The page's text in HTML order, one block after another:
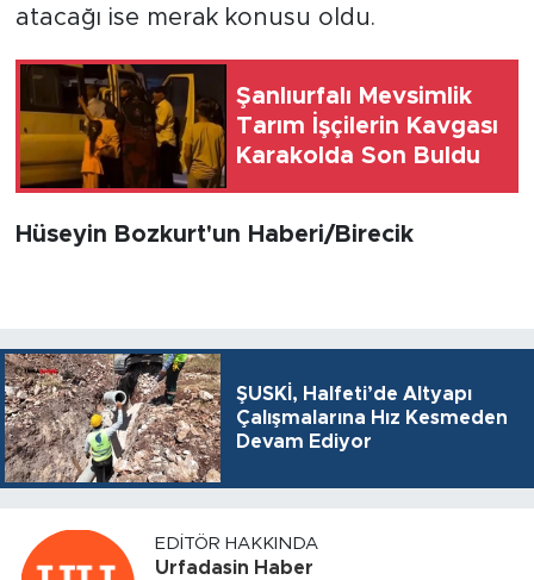
atacağı ise merak konusu oldu.
Şanlıurfalı Mevsimlik
Tarım İşçilerin Kavgası
Karakolda Son Buldu
Hüseyin Bozkurt'un Haberi/Birecik
ŞUSKİ, Halfeti’de Altyapı
Çalışmalarına Hız Kesmeden
Devam Ediyor
EDITÖR HAKKINDA
Urfadasin Haber